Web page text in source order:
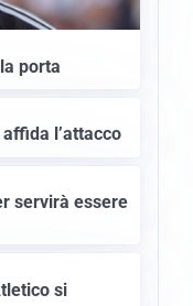
porta
l’attacco
servirà essere
si